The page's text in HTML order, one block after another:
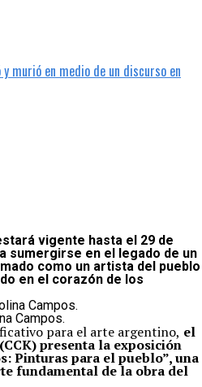
murió en medio de un discurso en
vigente hasta el 29 de
sumergirse en el legado de un
como un artista del pueblo
en el corazón de los
Campos.
para el arte argentino, el
presenta la exposición
Pinturas para el pueblo”, una
fundamental de la obra del